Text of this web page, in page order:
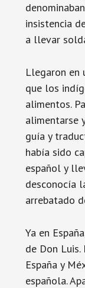
insistencia
a llevar
Llegaron en
que los
alimentos.
alimentarse
guía y
había sido
español y
desconocía
arrebatado
Ya en
de Don
España y
española.